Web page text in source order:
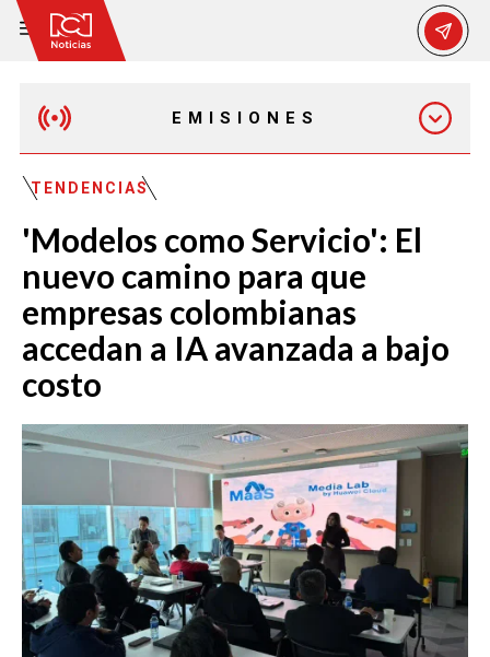
EMISIONES
EMISIÓN 7:00 PM
TENDENCIAS
'Modelos como Servicio': El
nuevo camino para que
empresas colombianas
accedan a IA avanzada a bajo
costo